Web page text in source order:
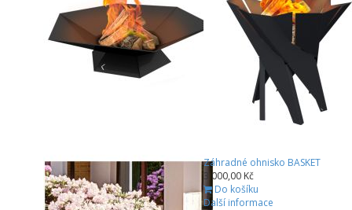
Záhradné ohnisko BASKET
3 000,00 Kč
Do košíku
Další informace